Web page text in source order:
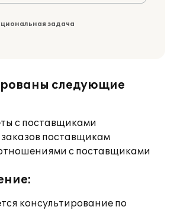
задача
следующие
с поставщиками
поставщикам
с поставщиками
консультирование по